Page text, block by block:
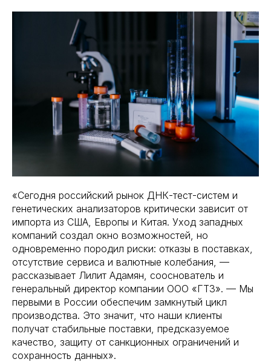
«Сегодня российский рынок ДНК-тест-систем и
генетических анализаторов критически зависит от
импорта из США, Европы и Китая. Уход западных
компаний создал окно возможностей, но
одновременно породил риски: отказы в поставках,
отсутствие сервиса и валютные колебания, —
рассказывает Лилит Адамян, сооснователь и
генеральный директор компании ООО «ГТЗ». — Мы
первыми в России обеспечим замкнутый цикл
производства. Это значит, что наши клиенты
получат стабильные поставки, предсказуемое
качество, защиту от санкционных ограничений и
сохранность данных».